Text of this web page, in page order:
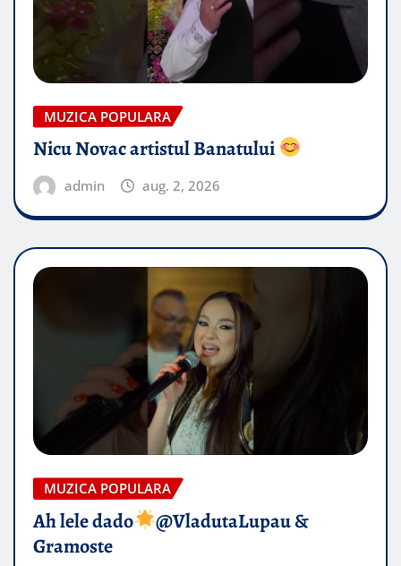
MUZICA POPULARA
Nicu Novac artistul Banatului
admin aug. 2, 2026
MUZICA POPULARA
Ah lele dado​
@VladutaLupau &
Gramoste